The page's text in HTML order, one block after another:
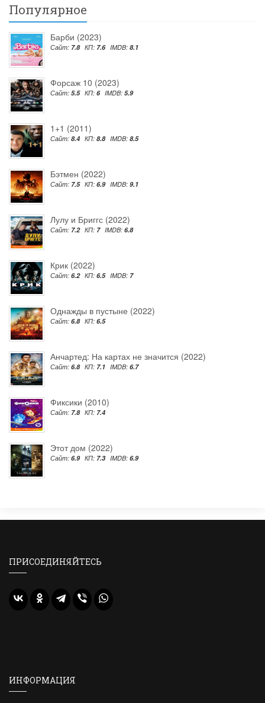
Популярное
Барби (2023)
Сайт: 7.8 КП: 7.6 IMDB: 8.1
Форсаж 10 (2023)
Сайт: 5.5 КП: 6 IMDB: 5.9
1+1 (2011)
Сайт: 8.4 КП: 8.8 IMDB: 8.5
Бэтмен (2022)
Сайт: 7.5 КП: 6.9 IMDB: 9.1
Лулу и Бриггс (2022)
Сайт: 7.2 КП: 7 IMDB: 6.8
Крик (2022)
Сайт: 6.2 КП: 6.5 IMDB: 7
Однажды в пустыне (2022)
Сайт: 6.8 КП: 6.5
Анчартед: На картах не значится (2022)
Сайт: 6.8 КП: 7.1 IMDB: 6.7
Фиксики (2010)
Сайт: 7.8 КП: 7.4
Этот дом (2022)
Сайт: 6.9 КП: 7.3 IMDB: 6.9
ПРИСОЕДИНЯЙТЕСЬ
ИНФОРМАЦИЯ